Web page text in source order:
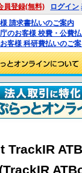
員登録(無料) ログイン
請求書払いのご案内
のお客様 校費・公費
客様 科研費払いのご
TrackIR